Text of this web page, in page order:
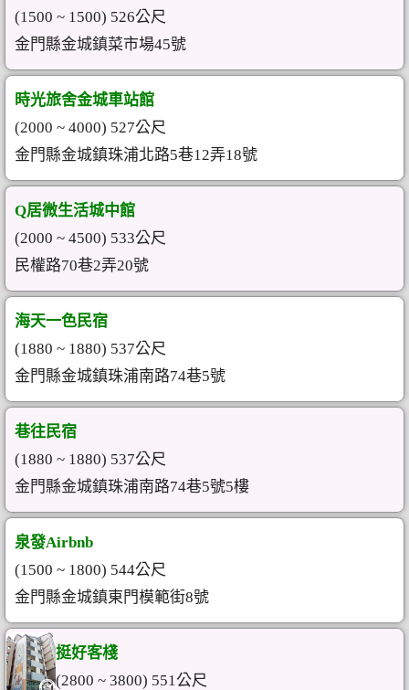
(1500 ~ 1500) 526公尺
金門縣金城鎮菜市場45號
時光旅舍金城車站館
(2000 ~ 4000) 527公尺
金門縣金城鎮珠浦北路5巷12弄18號
Q居微生活城中館
(2000 ~ 4500) 533公尺
民權路70巷2弄20號
海天一色民宿
(1880 ~ 1880) 537公尺
金門縣金城鎮珠浦南路74巷5號
巷往民宿
(1880 ~ 1880) 537公尺
金門縣金城鎮珠浦南路74巷5號5樓
泉發Airbnb
(1500 ~ 1800) 544公尺
金門縣金城鎮東門模範街8號
挺好客棧
(2800 ~ 3800) 551公尺